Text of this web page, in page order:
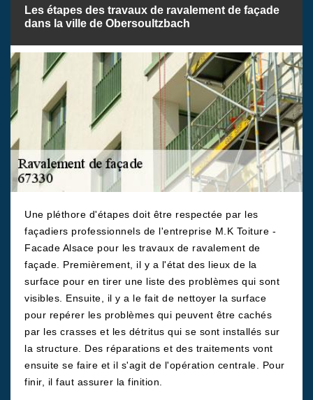
Les étapes des travaux de ravalement de façade
dans la ville de Obersoultzbach
Une pléthore d'étapes doit être respectée par les
façadiers professionnels de l'entreprise M.K Toiture -
Facade Alsace pour les travaux de ravalement de
façade. Premièrement, il y a l'état des lieux de la
surface pour en tirer une liste des problèmes qui sont
visibles. Ensuite, il y a le fait de nettoyer la surface
pour repérer les problèmes qui peuvent être cachés
par les crasses et les détritus qui se sont installés sur
la structure. Des réparations et des traitements vont
ensuite se faire et il s'agit de l'opération centrale. Pour
finir, il faut assurer la finition.